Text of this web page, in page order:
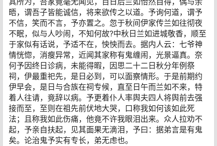
晤，谓吾子皆能诚信，将来欲传之以道。予询何道，谓予
不信，笑而不言，予亦置之。忽于秋间伊家传兰如往彻夜
不眠，似与人吵闹，不知何故?中秋日兰如进城敬香，顺至
于家似有话说，予适不在，怏怏而去。据内人云：七爷神
情恍惚，消瘦异常，近闻其家称有鬼缠闹，光景逼真。奈
何予因终日诊病，未能得暇，因思二十二日秋分年例祭
祠，伊最重祀先，是日必到，可以面察情形。于是前期约
伊早会，是日与合族在祠专候，直至日午而兰如不来，特
着人往请，竟辞以病。予更着仆人率舆夫四人将舆前去强
接而至，至则在祖先前伏地大哭，口称我如何该如此死
法；且称我如此伤痛，他竟不许我眼泪出来。众人拉劝不
起，予亲自扶起，见其面果无滴泪，予曰：据弟言是有鬼
矣。论治鬼予实有专长，弟无虑也。